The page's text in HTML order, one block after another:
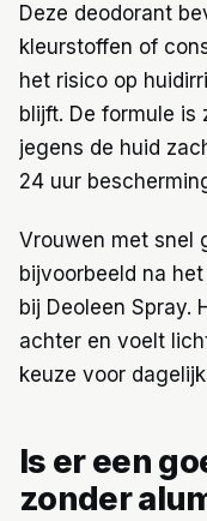
Deze deodorant
kleurstoffen of
het risico op
blijft. De formule
jegens de huid
24 uur
Vrouwen met snel
bijvoorbeeld na
bij Deoleen Spray.
achter en voelt
keuze voor
Is er een
zonder